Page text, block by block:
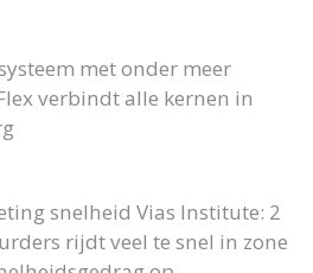
met onder meer
verbindt alle kernen in
snelheid Vias Institute: 2
rijdt veel te snel in zone